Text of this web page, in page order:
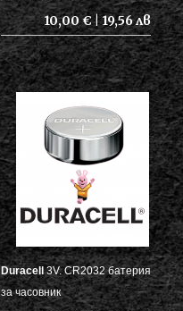
10,00 € | 19,56 лв
Duracell3V. CR2032 батерия
за часовник